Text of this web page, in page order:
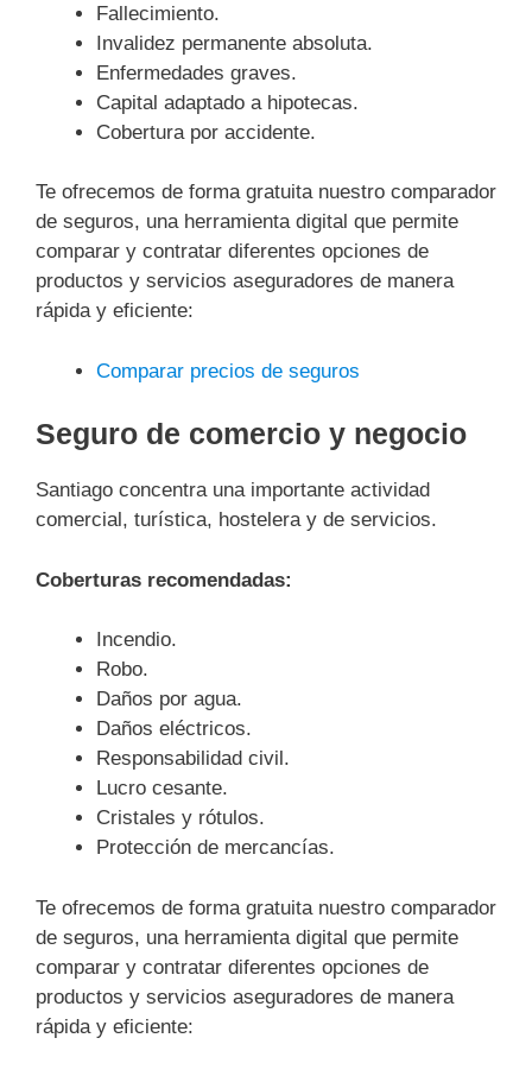
Fallecimiento.
Invalidez permanente absoluta.
Enfermedades graves.
Capital adaptado a hipotecas.
Cobertura por accidente.
Te ofrecemos de forma gratuita nuestro comparador
de seguros, una herramienta digital que permite
comparar y contratar diferentes opciones de
productos y servicios aseguradores de manera
rápida y eficiente:
Comparar precios de seguros
Seguro de comercio y negocio
Santiago concentra una importante actividad
comercial, turística, hostelera y de servicios.
Coberturas recomendadas:
Incendio.
Robo.
Daños por agua.
Daños eléctricos.
Responsabilidad civil.
Lucro cesante.
Cristales y rótulos.
Protección de mercancías.
Te ofrecemos de forma gratuita nuestro comparador
de seguros, una herramienta digital que permite
comparar y contratar diferentes opciones de
productos y servicios aseguradores de manera
rápida y eficiente: